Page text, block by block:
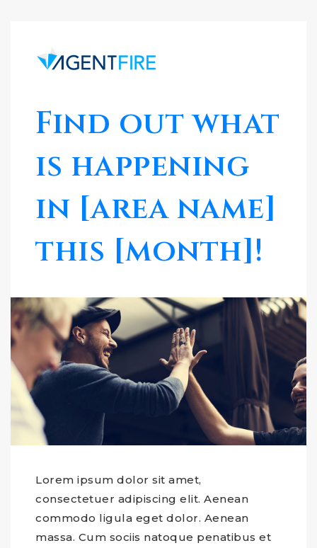
Find out what
is happening
in [area name]
this [month]!
Lorem ipsum dolor sit amet,
consectetuer adipiscing elit. Aenean
commodo ligula eget dolor. Aenean
massa. Cum sociis natoque penatibus et